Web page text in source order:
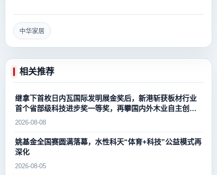
中华家居
相关推荐
继拿下首枚日内瓦国际发明展金奖后，新港斩获板材行业
首个省部级科技进步奖一等奖，再攀国内外木业自主创新
新高峰
2026-08-08
姚基金全国赛圆满落幕，水性科天“体育+科技”公益模式再
深化
2026-08-05